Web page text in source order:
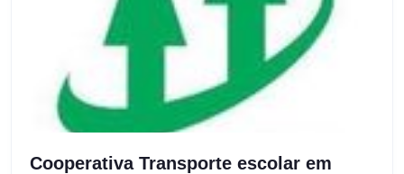
Cooperativa Transporte escolar em